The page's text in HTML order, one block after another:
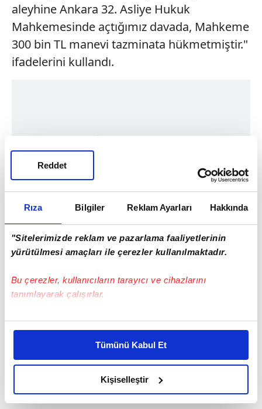
Rıza Bilgiler Reklam Ayarları Hakkında
"Sitelerimizde reklam ve pazarlama faaliyetlerinin
yürütülmesi amaçları ile çerezler kullanılmaktadır.
Bu çerezler, kullanıcıların tarayıcı ve cihazlarını
tanımlayarak çalışırlar.
Bu çerezlere izin vermeniz halinde sizlere özel
daha iyi reklam deneyimi yaşatabiliriz. Bunu yaparken
amacımızın size daha iyi bir reklam deneyimi sunmak
olduğunu ve sizlere en iyi içerikleri sunabilmek adına
elimizden gelen çabayı gösterdiğimizi ve bu noktada,
reklamların maliyetlerimizi karşılamak noktasında tek gelir
Tümünü Kabul Et
Kişiselleştir
Reddet
aleyhine Ankara 32. Asliye Hukuk
Mahkemesinde açtığımız davada, Mahkeme
300 bin TL manevi tazminata hükmetmiştir."
ifadelerini kullandı.